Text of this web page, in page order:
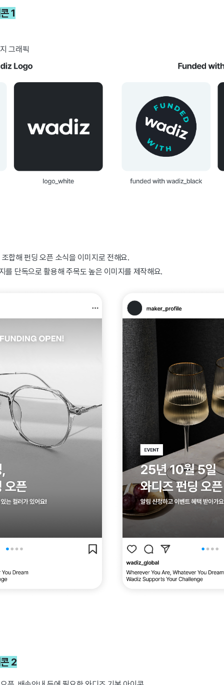
1
그래픽
합해 펀딩 오픈 소식을 이미지로 전해요.
단독으로 활용해 주목도 높은 이미지를 제작해요.
2